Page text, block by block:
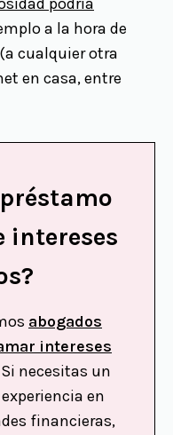
a la hora de
cualquier otra
en casa, entre
intereses
abogados
intereses
Si necesitas un
en
financieras,